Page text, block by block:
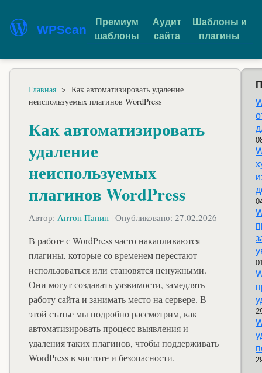
WPScan
Премиум
шаблоны
Аудит
сайта
Шаблоны и
плагины
Главная > Как автоматизировать удаление
неиспользуемых плагинов WordPress
Как автоматизировать
удаление
неиспользуемых
плагинов WordPress
Автор: Антон Панин | Опубликовано: 27.02.2026
В работе с WordPress часто накапливаются
плагины, которые со временем перестают
использоваться или становятся ненужными.
Они могут создавать уязвимости, замедлять
работу сайта и занимать место на сервере. В
этой статье мы подробно рассмотрим, как
автоматизировать процесс выявления и
удаления таких плагинов, чтобы поддерживать
WordPress в чистоте и безопасности.